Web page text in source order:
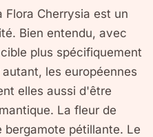
Flora Cherrysia est un
Bien entendu, avec
plus spécifiquement
les européennes
elles aussi d'être
La fleur de
pétillante. Le